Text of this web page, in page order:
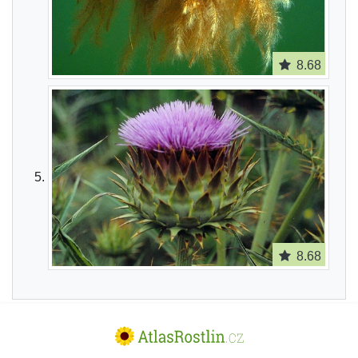
8.68
8.68